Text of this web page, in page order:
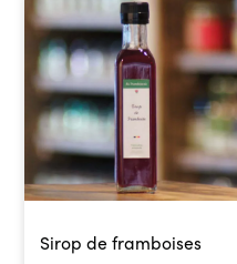
Sirop de framboises